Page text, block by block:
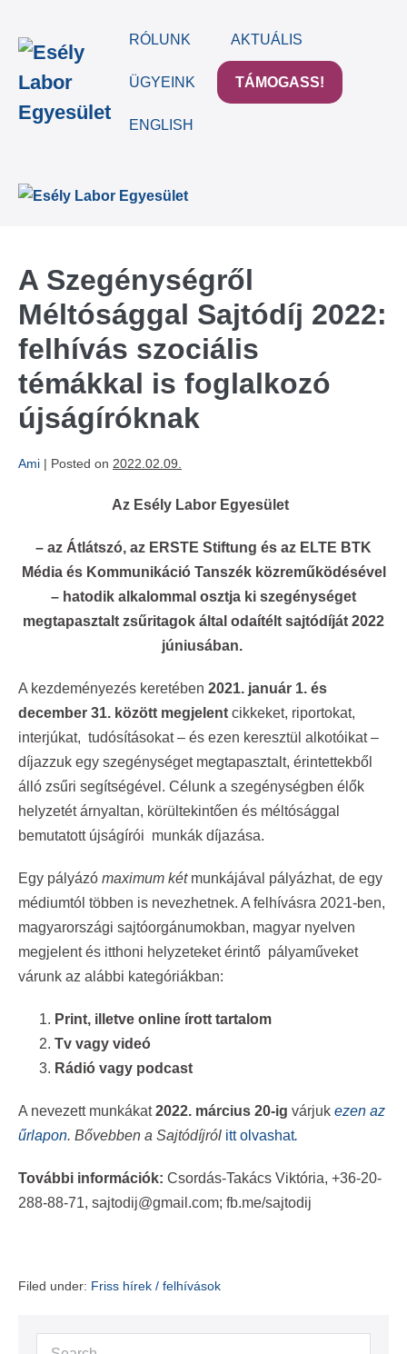
content
RÓLUNK AKTUÁLIS
ÜGYEINK TÁMOGASS!
ENGLISH
A Szegénységről
Méltósággal Sajtódíj 2022:
felhívás szociális
témákkal is foglalkozó
újságíróknak
Ami | Posted on 2022.02.09.
Az Esély Labor Egyesület
– az Átlátszó, az ERSTE Stiftung és az ELTE BTK
Média és Kommunikáció Tanszék közreműködésével
– hatodik alkalommal osztja ki szegénységet
megtapasztalt zsűritagok által odaítélt sajtódíját 2022
júniusában.
A kezdeményezés keretében 2021. január 1. és
december 31. között megjelent cikkeket, riportokat,
interjúkat, tudósításokat – és ezen keresztül alkotóikat –
díjazzuk egy szegénységet megtapasztalt, érintettekből
álló zsűri segítségével. Célunk a szegénységben élők
helyzetét árnyaltan, körültekintően és méltósággal
bemutatott újságírói munkák díjazása.
Egy pályázó maximum két munkájával pályázhat, de egy
médiumtól többen is nevezhetnek. A felhívásra 2021-ben,
magyarországi sajtóorgánumokban, magyar nyelven
megjelent és itthoni helyzeteket érintő pályaműveket
várunk az alábbi kategóriákban:
Print, illetve online írott tartalom
Tv vagy videó
Rádió vagy podcast
A nevezett munkákat2022. március 20-ig várjuk ezen az
űrlapon. Bővebben a Sajtódíjról itt olvashat.
További információk: Csordás-Takács Viktória, +36-20-
288-88-71, sajtodij@gmail.com; fb.me/sajtodij
Filed under: Friss hírek / felhívások
Search